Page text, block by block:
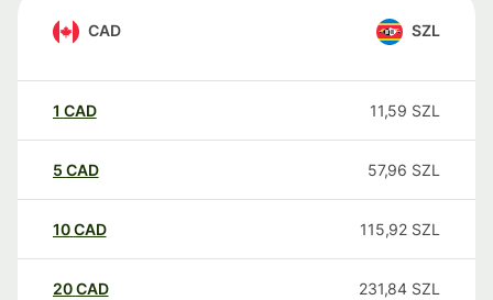
CAD SZL
1 CAD 11,59 SZL
5 CAD 57,96 SZL
10CAD 115,92 SZL
20CAD 231,84 SZL